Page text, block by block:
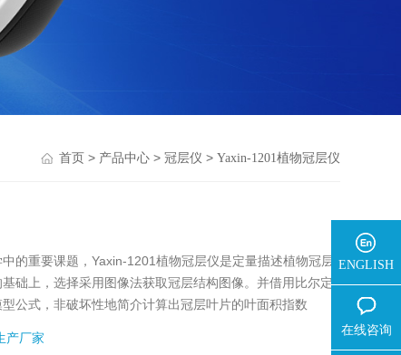
首页> 产品中心> 冠层仪 > Yaxin-1201植物冠层仪
的重要课题，Yaxin-1201植物冠层仪是定量描述植物冠层
础上，选择采用图像法获取冠层结构图像。并借用比尔定
公式，非破坏性地简介计算出冠层叶片的叶面积指数
产厂家
ENGLISH
在线咨询